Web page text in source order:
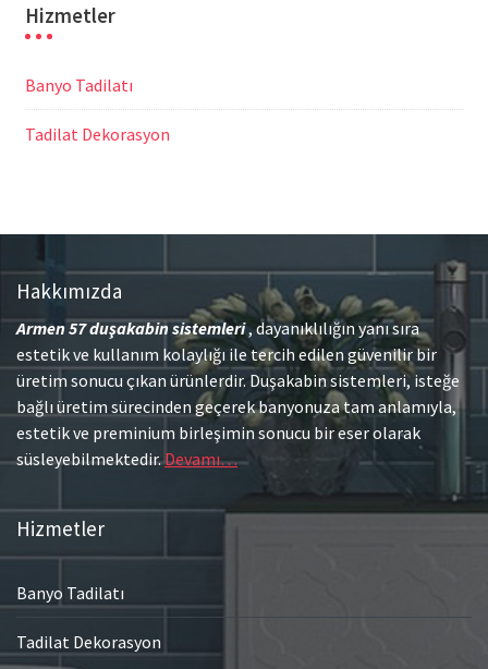
Hizmetler
Banyo Tadilatı
Tadilat Dekorasyon
Hakkımızda
Armen 57duşakabin sistemleri, dayanıklılığın yanı sıra
estetik ve kullanım kolaylığı ile tercih edilen güvenilir bir
üretim sonucu çıkan ürünlerdir. Duşakabin sistemleri, isteğe
bağlı üretim sürecinden geçerek banyonuza tam anlamıyla,
estetik ve preminium birleşimin sonucu bir eser olarak
süsleyebilmektedir.Devamı…
Hizmetler
Banyo Tadilatı
Tadilat Dekorasyon